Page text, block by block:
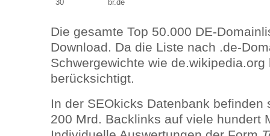
30 br.de
Die gesamte Top 50.000 DE-
Download. Da die Liste nach .de-
Schwergewichte wie de.wikipedia.org
berücksichtigt.
In der SEOkicks Datenbank befinden
200 Mrd. Backlinks auf viele hundert